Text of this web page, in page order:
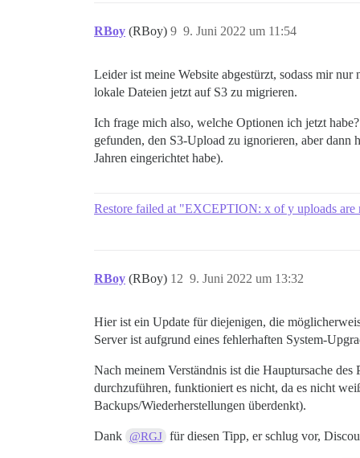
RBoy (RBoy) 9. Juni 2022 um 11:54
9
Leider ist meine Website abgestürzt, sodass mir
lokale Dateien jetzt auf S3 zu migrieren.
Ich frage mich also, welche Optionen ich jetzt
gefunden, den S3-Upload zu ignorieren, aber
Jahren eingerichtet habe).
Restore failed at "EXCEPTION: x of y uploads
RBoy (RBoy) 9. Juni 2022 um 13:32
12
Hier ist ein Update für diejenigen, die
Server ist aufgrund eines fehlerhaften System-
Nach meinem Verständnis ist die Hauptursache
durchzuführen, funktioniert es nicht, da es nicht
Backups/Wiederherstellungen überdenkt).
Dank @RGJ für diesen Tipp, er schlug vor,